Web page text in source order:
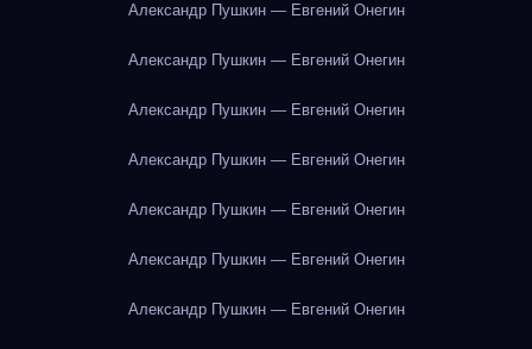
Александр Пушкин — Евгений Онегин
Александр Пушкин — Евгений Онегин
Александр Пушкин — Евгений Онегин
Александр Пушкин — Евгений Онегин
Александр Пушкин — Евгений Онегин
Александр Пушкин — Евгений Онегин
Александр Пушкин — Евгений Онегин